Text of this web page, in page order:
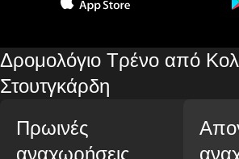
Δρομολόγιο Τρένο από
Στουτγκάρδη
Πρωινές
αναχωρήσεις